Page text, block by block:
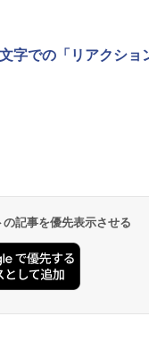
字での「リアクショ
記事を優先表示させる